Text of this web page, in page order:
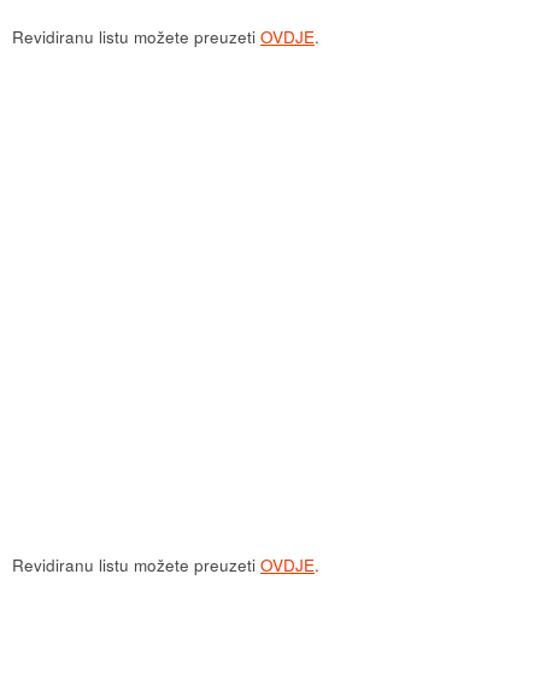
Revidiranu listu možete preuzeti OVDJE.
Revidiranu listu možete preuzeti OVDJE.